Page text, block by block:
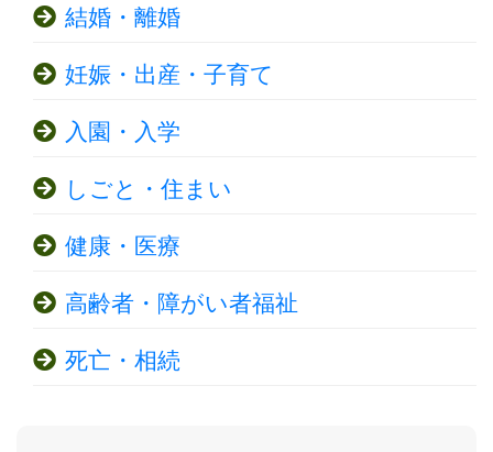
結婚・離婚
妊娠・出産・子育て
入園・入学
しごと・住まい
健康・医療
高齢者・障がい者福祉
死亡・相続